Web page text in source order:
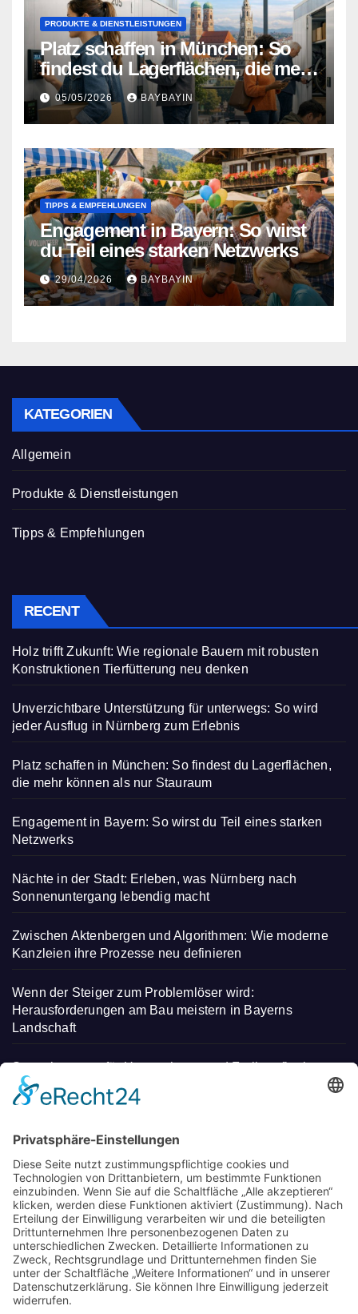
PRODUKTE & DIENSTLEISTUNGEN
Platz schaffen in München: So
findest du Lagerflächen, die mehr
können als nur Stauraum
05/05/2026 BAYBAYIN
TIPPS & EMPFEHLUNGEN
Engagement in Bayern: So wirst
du Teil eines starken Netzwerks
29/04/2026 BAYBAYIN
KATEGORIEN
Allgemein
Produkte & Dienstleistungen
Tipps & Empfehlungen
RECENT
Holz trifft Zukunft: Wie regionale Bauern mit robusten
Konstruktionen Tierfütterung neu denken
Unverzichtbare Unterstützung für unterwegs: So wird
jeder Ausflug in Nürnberg zum Erlebnis
Platz schaffen in München: So findest du Lagerflächen,
die mehr können als nur Stauraum
Engagement in Bayern: So wirst du Teil eines starken
Netzwerks
Nächte in der Stadt: Erleben, was Nürnberg nach
Sonnenuntergang lebendig macht
Zwischen Aktenbergen und Algorithmen: Wie moderne
Kanzleien ihre Prozesse neu definieren
Wenn der Steiger zum Problemlöser wird:
Herausforderungen am Bau meistern in Bayerns
Landschaft
Steuerberatung für Unternehmen und Freiberufler in
Deggendorf
Energie tanken – Entdecken Sie einen
unverwechselbaren Kurzurlaub
Wo Eltern in München neue Wege gehen: Spielideen,
Betreuung und Begegnungen